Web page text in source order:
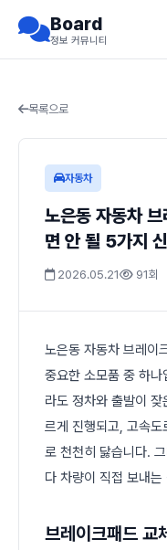
Board
정보 커뮤니티
목록으로
자동차
노은동 자동차
면 안 될 5가지
2026.05.21 91회
노은동 자동차 브레이
중요한 소모품 중 하
라도 정차와 출발이
르게 진행되고, 고속
로 천천히 닳습니다.
다 차량이 직접 보내
브레이크패드 교